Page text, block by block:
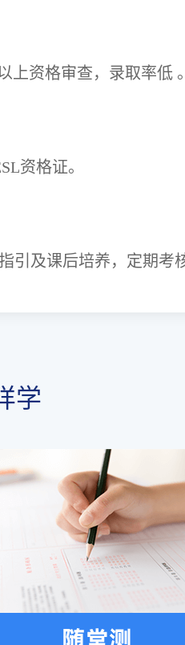
以上资格审查，录取
TESL资格
引及课后培养，定期考
学